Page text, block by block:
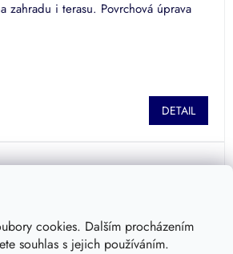
cookies. Dalším procházením
souhlas s jejich používáním.
zahradu i terasu. Povrchová úprava
DETAIL